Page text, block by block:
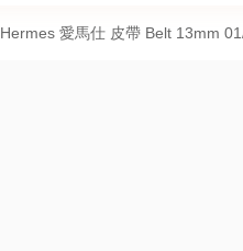
Hermes 愛馬仕 皮帶 Belt 13mm